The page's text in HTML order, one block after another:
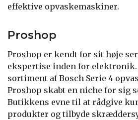
effektive opvaskemaskiner.
Proshop
Proshop er kendt for sit høje
ekspertise inden for elektronik.
sortiment af Bosch Serie 4
Proshop skabt en niche for sig
Butikkens evne til at rådgive
produkter og tilbyde